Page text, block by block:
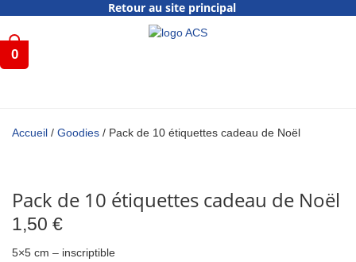
Retour au site principal
0
Accueil / Goodies / Pack de 10 étiquettes cadeau de Noël
Pack de 10 étiquettes cadeau de Noël
1,50 €
5×5 cm – inscriptible